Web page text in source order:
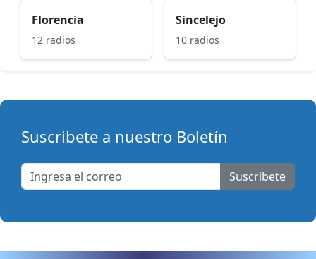
Florencia
12 radios
Sincelejo
10 radios
Suscribete a nuestro Boletín
Suscribete